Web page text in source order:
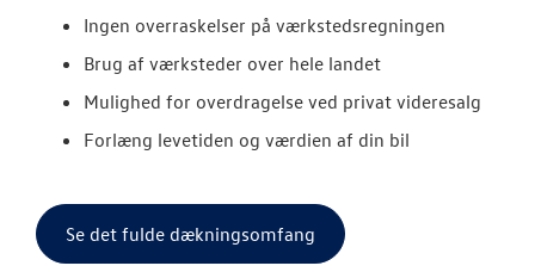
Ingen overraskelser på værkstedsregningen
Brug af værksteder over hele landet
Mulighed for overdragelse ved privat videresalg
Forlæng levetiden og værdien af din bil
Se det fulde dækningsomfang